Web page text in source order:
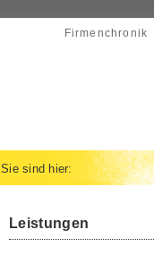
Firmenchronik
Sie sind hier:
Leistungen